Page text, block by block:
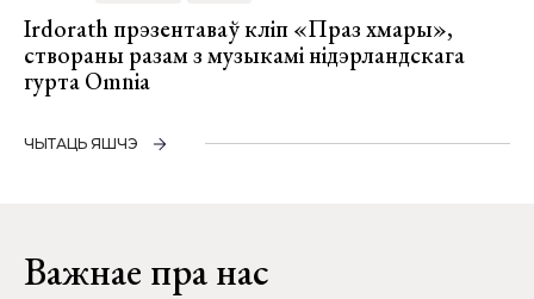
Irdorath прэзентаваў кліп «Праз хмары»,
створаны разам з музыкамі нідэрландскага
гурта Omnia
ЧЫТАЦЬ ЯШЧЭ
Важнае пра нас